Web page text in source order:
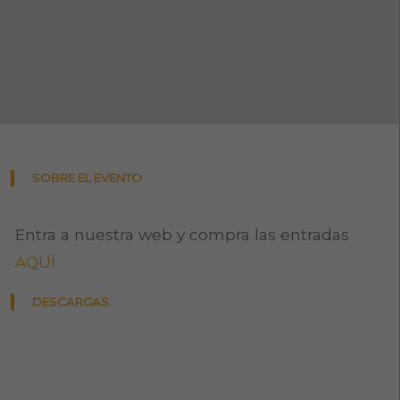
SOBRE EL EVENTO
Entra a nuestra web y compra las entradas
AQUÍ
DESCARGAS